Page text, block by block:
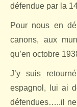
défendue par la
Pour nous en
canons, aux
qu’en octobre
J’y suis
espagnol, lui ai
défendues…..il ne